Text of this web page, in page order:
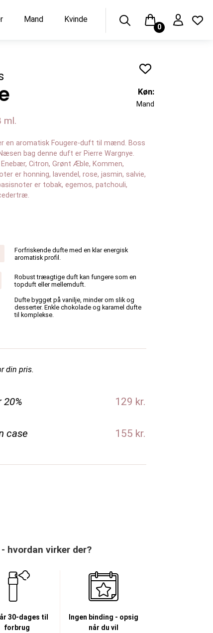
Mand Kvinde
0
ml.
en aromatisk Fougere-duft til mænd. Boss
bag denne duft er Pierre Wargnye.
Citron, Grønt Æble, Kommen,
er honning, lavendel, rose, jasmin, salvie,
er tobak, egemos, patchouli,
Forfriskende dufte med en klar energisk
aromatisk profil.
Robust træagtige duft kan fungere som en
topduft eller mellemduft.
Dufte bygget på vanilje, minder om slik og
desserter. Enkle chokolade og karamel dufte
til komplekse.
Køn:
Mand
din pris.
20% 129 kr.
case 155 kr.
hvordan virker der?
30-dages til
forbrug
Ingen binding - opsig
når du vil